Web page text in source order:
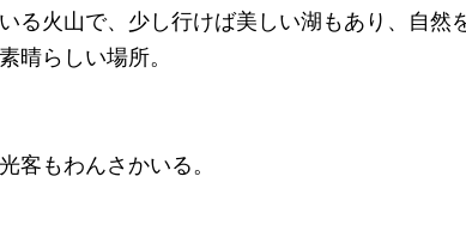
る火山で、少し行けば美しい湖もあり、自然
晴らしい場所。
客もわんさかいる。